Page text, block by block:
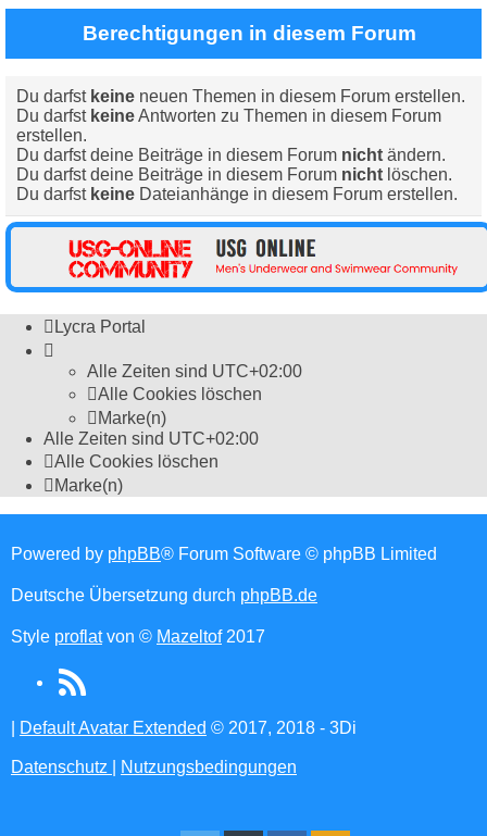
Berechtigungen in diesem Forum
Du darfst keine neuen Themen in diesem Forum erstellen.
Du darfst keineAntworten zu Themen in diesem Forum
erstellen.
Du darfst deine Beiträge in diesem Forum nicht ändern.
Du darfst deine Beiträge in diesem Forum nicht löschen.
Du darfst keine Dateianhänge in diesem Forum erstellen.
Lycra Portal
Alle Zeiten sind UTC+02:00
Alle Cookies löschen
Marke(n)
Alle Zeiten sind UTC+02:00
Alle Cookies löschen
Marke(n)
Powered by phpBB® Forum Software © phpBB Limited
Deutsche Übersetzung durch phpBB.de
Style proflatvon © Mazeltof2017
RSS
(Opens
Default Avatar Extended © 2017, 2018 - 3Di
Datenschutz Nutzungsbedingungen